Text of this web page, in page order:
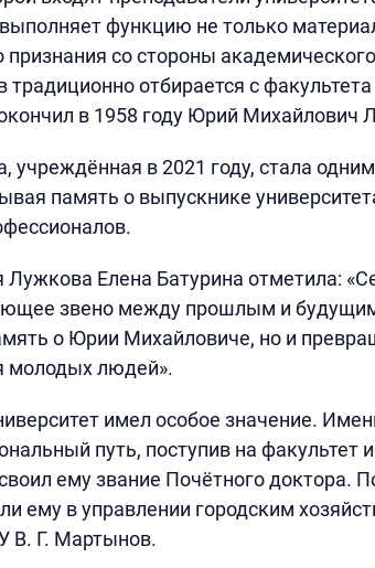
функцию не только
со стороны академического
отбирается с факультета
в 1958 году Юрий Михайлович
в 2021 году, стала
память о выпускнике
Елена Батурина отметила:
звено между прошлым и
о Юрии Михайловиче, но и
молодых людей».
имел особое значение.
путь, поступив на факультет
ему звание Почётного доктора.
ему в управлении городским
В. Г. Мартынов.